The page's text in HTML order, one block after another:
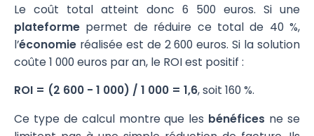
Le coût total atteint donc 6 500 euros. Si une
plateformepermet de réduire ce total de 40 %,
l’économieréalisée est de 2 600 euros. Si la solution
coûte 1 000 euros par an, le ROI est positif :
ROI = (2 600 - 1 000) / 1 000 = 1,6, soit 160 %.
Ce type de calcul montre que les bénéfices ne se